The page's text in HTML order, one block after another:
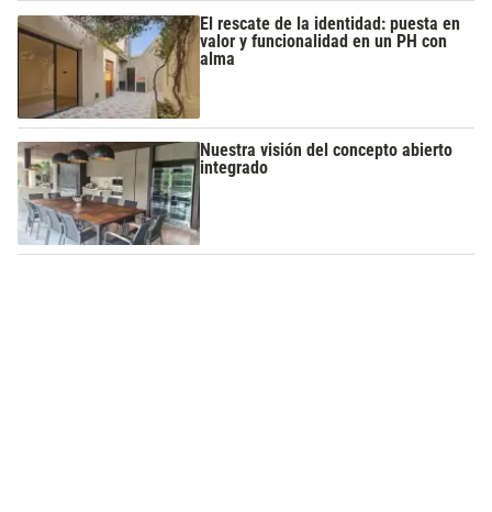
El rescate de la identidad: puesta en
valor y funcionalidad en un PH con
alma
Nuestra visión del concepto abierto
integrado